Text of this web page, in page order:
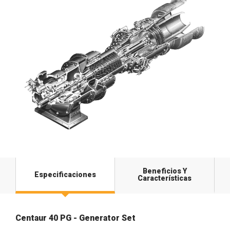
Especificaciones
Beneficios Y
Características
Centaur 40 PG - Generator Set